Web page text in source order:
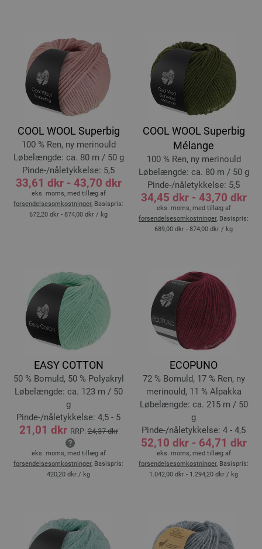
COOL WOOL Superbig
100 % Ren, ny merinould
Løbelængde: ca. 80 m / 50 g
Pinde-/nåletykkelse: 5,5
33,61 dkr - 43,70 dkr
eks. moms, med tillæg af
forsendelsesomkostninger, Basispris:
672,20 dkr - 874,00 dkr / kg
COOL WOOL Superbig
Mélange
100 % Ren, ny merinould
Løbelængde: ca. 80 m / 50 g
Pinde-/nåletykkelse: 5,5
34,45 dkr - 43,70 dkr
eks. moms, med tillæg af
forsendelsesomkostninger, Basispris:
689,00 dkr - 874,00 dkr / kg
EASY COTTON
50 % Bomuld, 50 % Polyakryl
Løbelængde: ca. 123 m / 50
g
Pinde-/nåletykkelse: 4,5 - 5
21,01 dkr RRP:24,37 dkr
eks. moms, med tillæg af
forsendelsesomkostninger, Basispris:
420,20 dkr / kg
ECOPUNO
72 % Bomuld, 17 % Ren, ny
merinould, 11 % Alpakka
Løbelængde: ca. 215 m / 50
g
Pinde-/nåletykkelse: 4 - 4,5
52,10 dkr - 64,71 dkr
eks. moms, med tillæg af
forsendelsesomkostninger, Basispris:
1.042,00 dkr - 1.294,20 dkr / kg